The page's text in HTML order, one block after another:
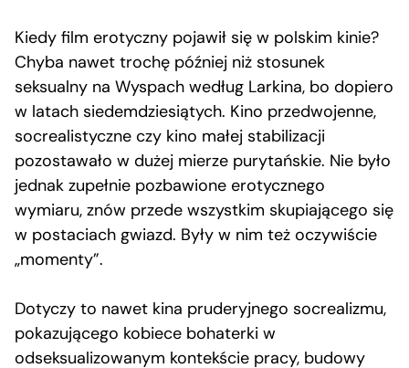
Kiedy film erotyczny pojawił się w polskim kinie?
Chyba nawet trochę później niż stosunek
seksualny na Wyspach według Larkina, bo dopiero
w latach siedemdziesiątych. Kino przedwojenne,
socrealistyczne czy kino małej stabilizacji
pozostawało w dużej mierze purytańskie. Nie było
jednak zupełnie pozbawione erotycznego
wymiaru, znów przede wszystkim skupiającego się
w postaciach gwiazd. Były w nim też oczywiście
„momenty”.
Dotyczy to nawet kina pruderyjnego socrealizmu,
pokazującego kobiece bohaterki w
odseksualizowanym kontekście pracy, budowy